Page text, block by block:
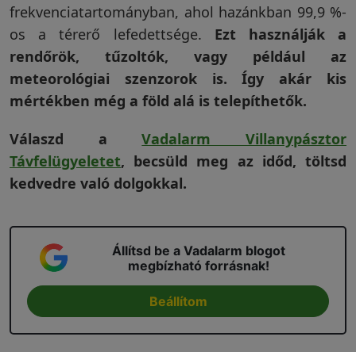
frekvenciatartományban, ahol hazánkban 99,9 %-
os a térerő lefedettsége. Ezt használják a
rendőrök, tűzoltók, vagy például az
meteorológiai szenzorok is. Így akár kis
mértékben még a föld alá is telepíthetők.
Válaszd aVadalarm Villanypásztor
Távfelügyeletet, becsüld meg az időd, töltsd
kedvedre való dolgokkal.
Állítsd be a Vadalarm blogot
megbízható forrásnak!
Beállítom